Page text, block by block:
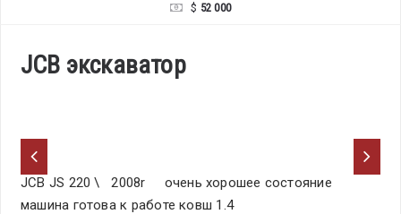
$ 52 000
JCB экскаватор
JCB JS 220 \ 2008r очень хорошее состояние
машина готова к работе ковш 1.4